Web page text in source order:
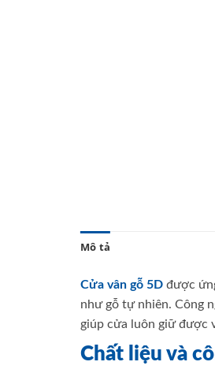
Mô tả
Cửa vân gỗ 5D được
như gỗ tự nhiên. Công
giúp cửa luôn giữ được
Chất liệu và